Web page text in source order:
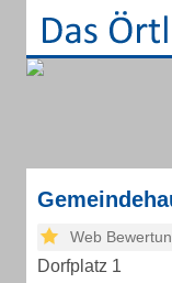
Web
Dorfplatz 1